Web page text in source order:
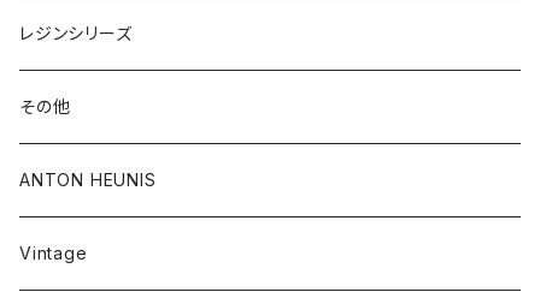
レジンシリーズ
その他
ANTON HEUNIS
Vintage